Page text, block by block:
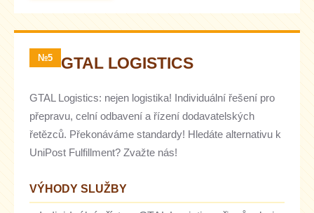
№5 GTAL LOGISTICS
GTAL Logistics: nejen logistika! Individuální řešení pro
přepravu, celní odbavení a řízení dodavatelských
řetězců. Překonáváme standardy! Hledáte alternativu k
UniPost Fulfillment? Zvažte nás!
VÝHODY SLUŽBY